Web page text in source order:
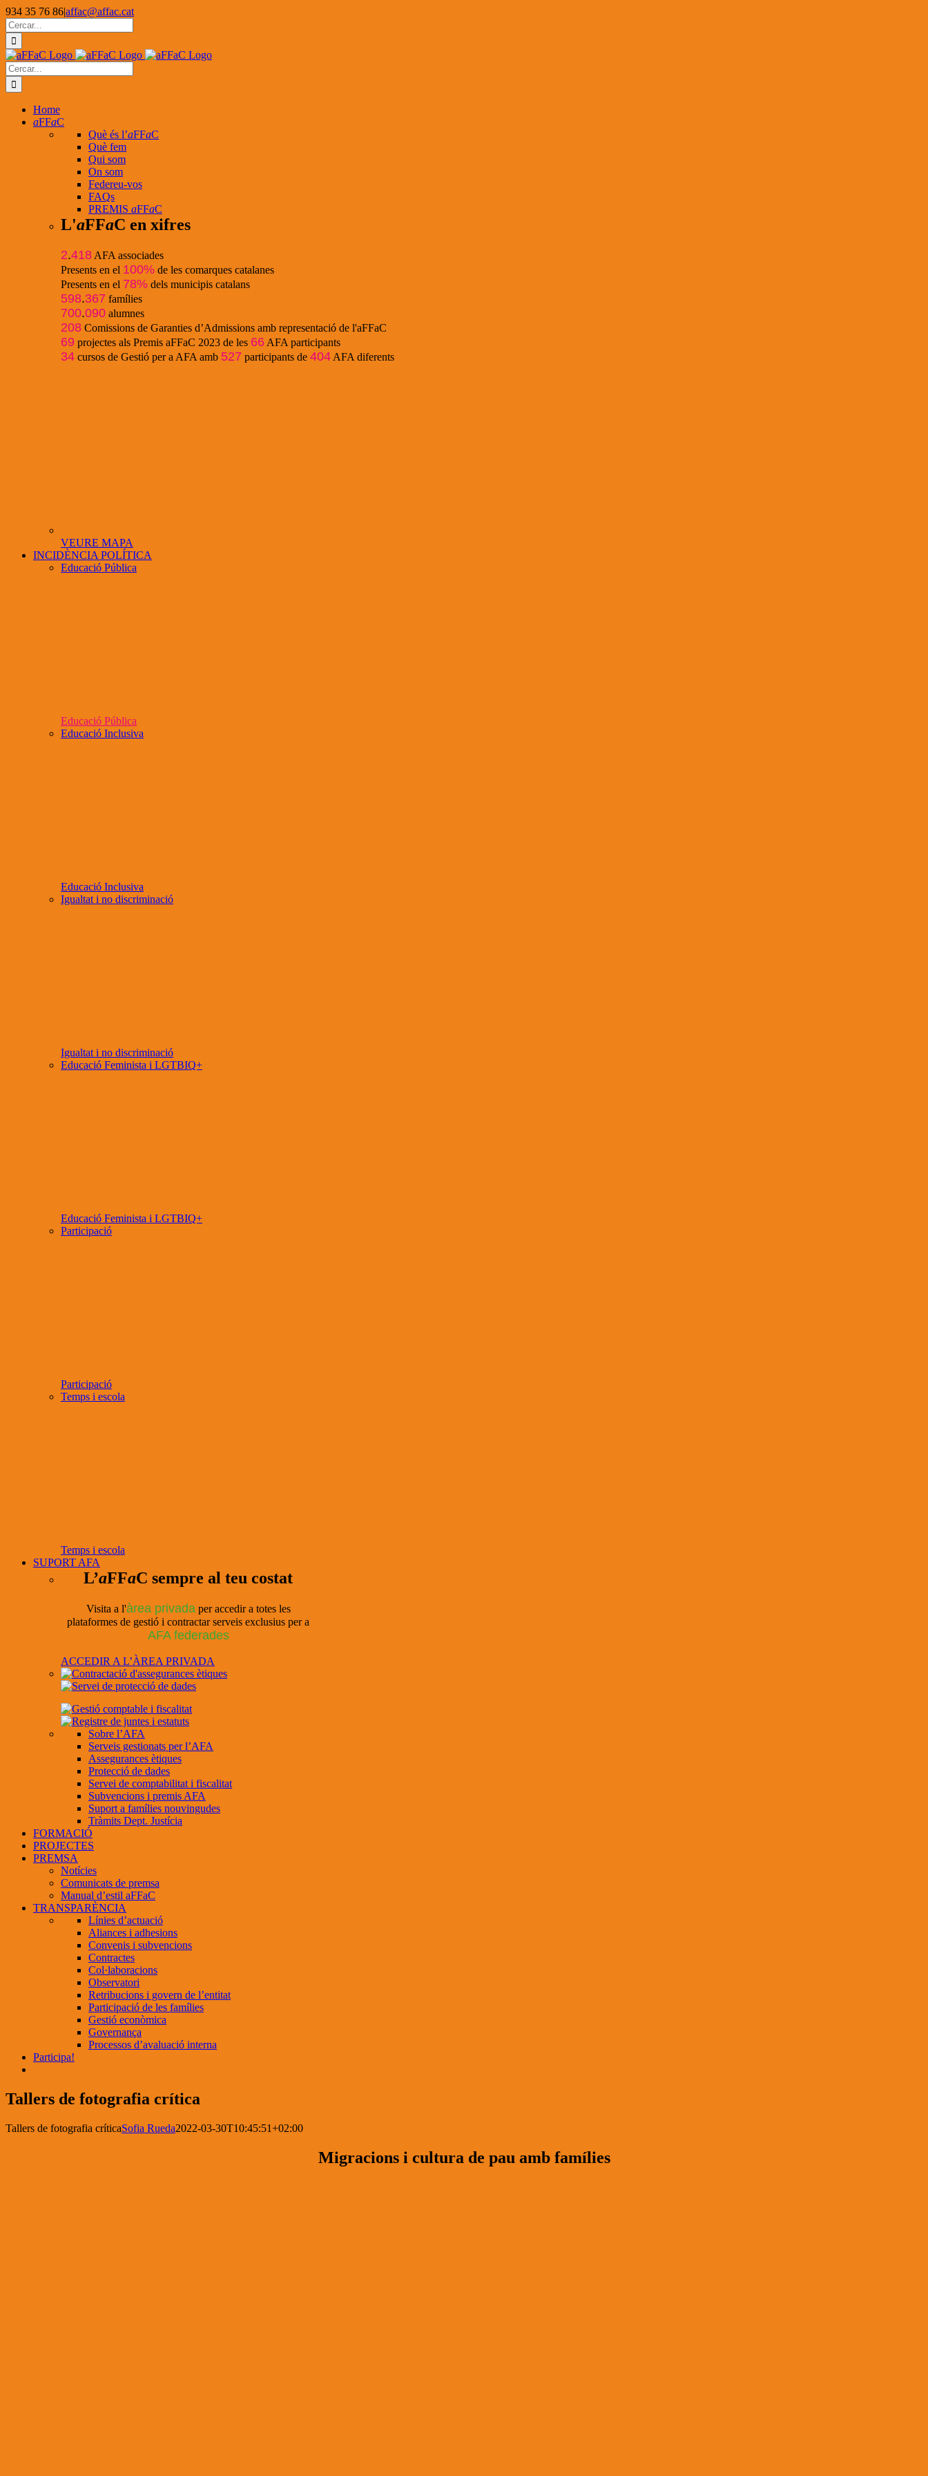
Skip
to
content
934 35 76 86|affac@affac.cat
Facebook
X
YouTube
Cerca
…
Cerca
…
Home
aFFaC
Què és l’aFFaC
Què fem
Qui som
On som
Federeu-vos
FAQs
PREMIS aFFaC
L'aFFaC en xifres
2.418 AFA associades
Presents en el 100% de les comarques catalanes
Presents en el 78% dels municipis catalans
598.367 famílies
700.090 alumnes
208 Comissions de Garanties d’Admissions amb representació de l'aFFaC
69 projectes als Premis aFFaC 2023 de les 66 AFA participants
34 cursos de Gestió per a AFA amb 527 participants de 404 AFA diferents
VEURE MAPA
INCIDÈNCIA POLÍTICA
Educació Pública
Educació Pública
Educació Inclusiva
Educació Inclusiva
Igualtat i no discriminació
Igualtat i no discriminació
Educació Feminista i LGTBIQ+
Educació Feminista i LGTBIQ+
Participació
Participació
Temps i escola
Temps i escola
SUPORT AFA
L’aFFaC sempre al teu costat
Visita a l'àrea privada per accedir a totes les
plataformes de gestió i contractar serveis exclusius per a
AFA federades
ACCEDIR A L’ÀREA PRIVADA
Sobre l’AFA
Serveis gestionats per l’AFA
Assegurances ètiques
Protecció de dades
Servei de comptabilitat i fiscalitat
Subvencions i premis AFA
Suport a famílies nouvingudes
Tràmits Dept. Justícia
FORMACIÓ
PROJECTES
PREMSA
Notícies
Comunicats de premsa
Manual d’estil aFFaC
TRANSPARÈNCIA
Línies d’actuació
Aliances i adhesions
Convenis i subvencions
Contractes
Col·laboracions
Observatori
Retribucions i govern de l’entitat
Participació de les famílies
Gestió econòmica
Governança
Processos d’avaluació interna
Participa!
Tallers de fotografia crítica
Tallers de fotografia críticaSofia Rueda2022-03-30T10:45:51+02:00
Migracions i cultura de pau amb famílies